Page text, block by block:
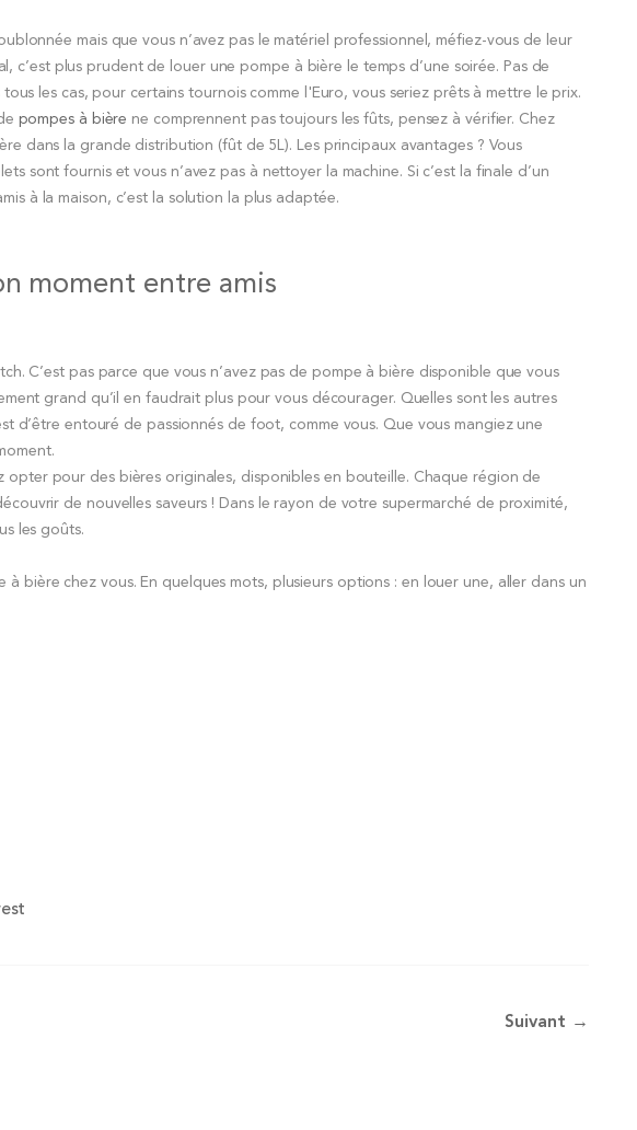
mais que vous n’avez pas le matériel professionnel, méfiez-vous de leur
plus prudent de louer une pompe à bière le temps d’une soirée. Pas de
les cas, pour certains tournois comme l'Euro, vous seriez prêts à mettre le prix.
pompes à bière ne comprennent pas toujours les fûts, pensez à vérifier. Chez
dans la grande distribution (fût de 5L). Les principaux avantages ? Vous
sont fournis et vous n’avez pas à nettoyer la machine. Si c’est la finale d’un
à la maison, c’est la solution la plus adaptée.
moment entre amis
C’est pas parce que vous n’avez pas de pompe à bière disponible que vous
grand qu’il en faudrait plus pour vous décourager. Quelles sont les autres
d’être entouré de passionnés de foot, comme vous. Que vous mangiez une
pour des bières originales, disponibles en bouteille. Chaque région de
de nouvelles saveurs ! Dans le rayon de votre supermarché de proximité,
les goûts.
bière chez vous. En quelques mots, plusieurs options : en louer une, aller dans un
Suivant →